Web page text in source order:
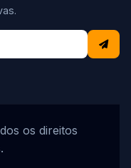
os direitos